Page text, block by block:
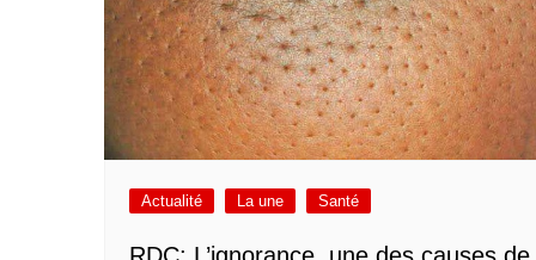
Actualité La une Santé